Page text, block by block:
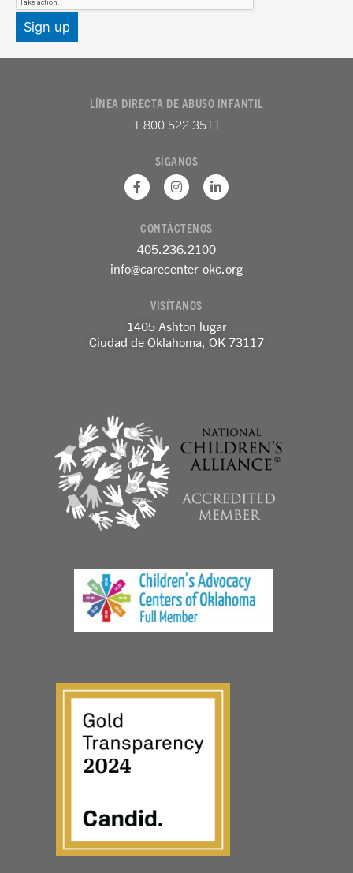
LÍNEA DIRECTA DE ABUSO INFANTIL
1.800.522.3511
SÍGANOS
F
a
b
o
o
k
I
n
a
g
r
a
L
i
d
i
n
CONTÁCTENOS
405.236.2100
info@carecenter-okc.org
VISÍTANOS
1405 Ashton lugar
Ciudad de Oklahoma, OK 73117